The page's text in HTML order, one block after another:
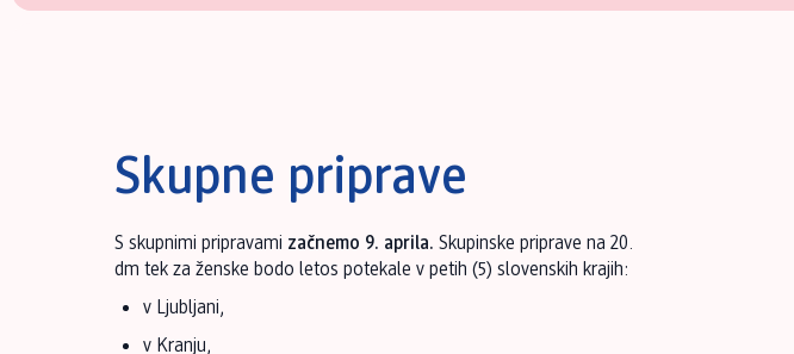
Skupne priprave
S skupnimi pripravami začnemo 9. aprila. Skupinske priprave na 20.
dm tek za ženske bodo letos potekale v petih (5) slovenskih krajih:
v Ljubljani,
v Kranju,